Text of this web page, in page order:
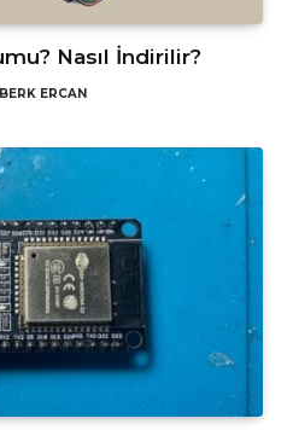
Nasıl İndirilir?
ERCAN